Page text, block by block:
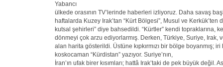
Yabancı
ülkede orasının TV’lerinde haberleri izliyoruz. Daha savaş
haftalarda Kuzey Irak’tan “Kürt Bölgesi”, Musul ve Kerkük’ten
kutsal şehirleri” diye bahsedildi. “Kürtler” kendi topraklarına,
dönmeyi çok arzu ediyorlarmış. Derken, Türkiye, Suriye, Irak,
alan harita gösterildi. Üstüne kıpkırmızı bir bölge boyanmış;
koskocaman “Kürdistan” yazıyor. Suriye’nın,
İran’ın ufak birer kısımları; hattâ Irak’taki de pek büyük değil.